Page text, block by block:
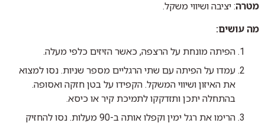
מטרה: יציבה ושיווי משקל.
מה עושים:
הפיתה מונחת על הרצפה, כאשר הזיזים כלפי מעלה.
עמדו על הפיתה עם שתי הרגליים מספר שניות. נסו למצוא
את האיזון ושיווי המשקל. הקפידו על בטן חזקה ואסופה.
בהתחלה יתכן ותזדקקו לתמיכת קיר או כיסא.
הרימו את רגל ימין וקפלו אותה ב-90 מעלות. נסו להחזיק